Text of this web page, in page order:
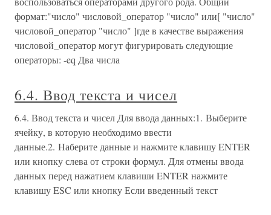
формат:"число" числовой_оператор "число" или[ "число"
числовой_оператор "число" ]где в качестве выражения
числовой_оператор могут фигурировать следующие
операторы: -eq Два числа
6.4. Ввод текста и чисел
6.4. Ввод текста и чисел Для ввода данных:1. Выберите
ячейку, в которую необходимо ввести
данные.2. Наберите данные и нажмите клавишу ENTER
или кнопку слева от строки формул. Для отмены ввода
данных перед нажатием клавиши ENTER нажмите
клавишу ESC или кнопку Если введенный текст